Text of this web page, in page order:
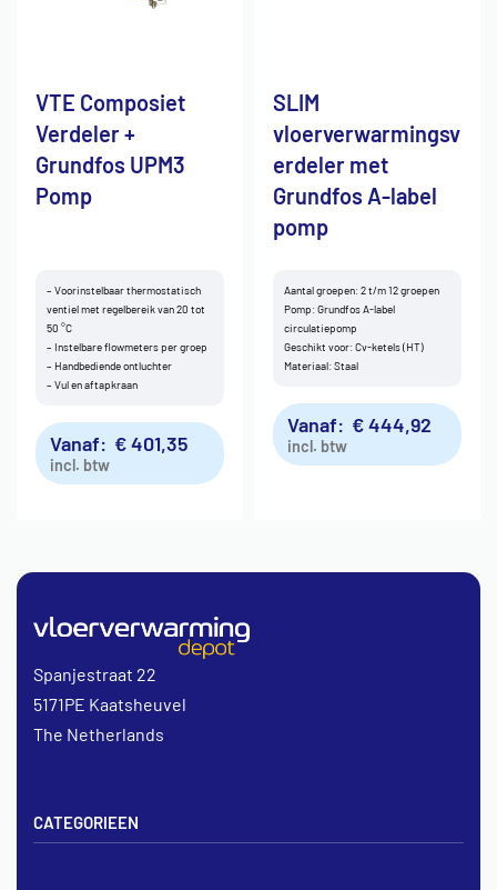
VTE Composiet
Verdeler +
Grundfos UPM3
Pomp
– Voorinstelbaar thermostatisch
ventiel met regelbereik van 20 tot
50 °C
– Instelbare flowmeters per groep
– Handbediende ontluchter
– Vul en aftapkraan
Vanaf: €401,35
incl. btw
SLIM
vloerverwarmingsv
erdeler met
Grundfos A-label
pomp
Aantal groepen: 2 t/m 12 groepen
Pomp: Grundfos A-label
circulatiepomp
Geschikt voor: Cv-ketels (HT)
Materiaal: Staal
Vanaf: €444,92
incl. btw
CATEGORIEEN
Spanjestraat 22
5171PE Kaatsheuvel
The Netherlands